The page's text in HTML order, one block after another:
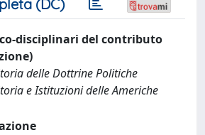
(DC)
disciplinari del contributo
delle Dottrine Politiche
e Istituzioni delle Americhe